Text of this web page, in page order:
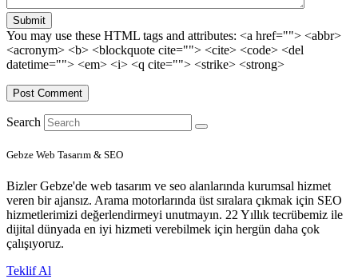
Submit
You may use these HTML tags and attributes: <a href=""> <abbr>
<acronym> <b> <blockquote cite=""> <cite> <code> <del
datetime=""> <em> <i> <q cite=""> <strike> <strong>
Search
Gebze Web Tasarım & SEO
Bizler Gebze'de web tasarım ve seo alanlarında kurumsal hizmet
veren bir ajansız. Arama motorlarında üst sıralara çıkmak için SEO
hizmetlerimizi değerlendirmeyi unutmayın. 22 Yıllık tecrübemiz ile
dijital dünyada en iyi hizmeti verebilmek için hergün daha çok
çalışıyoruz.
Teklif Al